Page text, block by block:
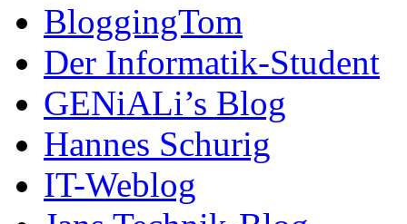
BloggingTom
Der Informatik-Student
GENiALi’s Blog
Hannes Schurig
IT-Weblog